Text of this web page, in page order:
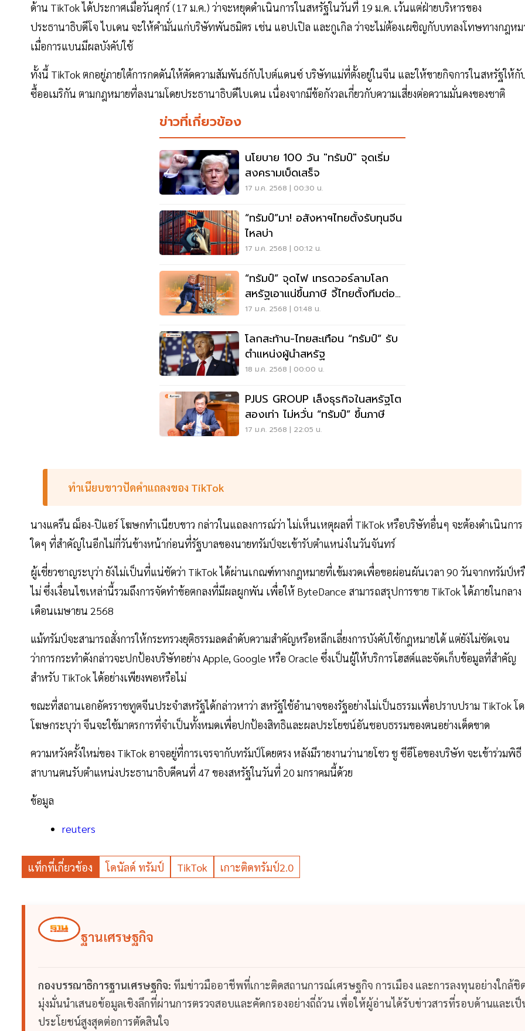
ด้าน TikTok ได้ประกาศเมื่อวันศุกร์ (17 ม.ค.) ว่าจะหยุดดำเนินการในสหรัฐในวันที่ 19 ม.ค. เว้นแต่ฝ่ายบริหารของ
ประธานาธิบดีโจ ไบเดน จะให้คำมั่นแก่บริษัทพันธมิตร เช่น แอปเปิล และกูเกิล ว่าจะไม่ต้องเผชิญกับบทลงโทษทางกฎหม
เมื่อการแบนมีผลบังคับใช้
ทั้งนี้ TikTok ตกอยู่ภายใต้การกดดันให้ตัดความสัมพันธ์กับไบต์แดนซ์ บริษัทแม่ที่ตั้งอยู่ในจีน และให้ขายกิจการในสหรัฐให้กั
ซื้ออเมริกัน ตามกฎหมายที่ลงนามโดยประธานาธิบดีไบเดน เนื่องจากมีข้อกังวลเกี่ยวกับความเสี่ยงต่อความมั่นคงของชาติ
ข่าวที่เกี่ยวข้อง
นโยบาย 100 วัน "ทรัมป์" จุดเริ่ม
สงครามเบ็ดเสร็จ
17 ม.ค. 2568 | 00:30 น.
“ทรัมป์”มา! อสังหาฯไทยตั้งรับทุนจีน
ไหลบ่า
17 ม.ค. 2568 | 00:12 น.
“ทรัมป์” จุดไฟ เทรดวอร์ลามโลก
สหรัฐเอาแน่ขึ้นภาษี จี้ไทยตั้งทีมต่อ
รอง
17 ม.ค. 2568 | 01:48 น.
โลกสะท้าน-ไทยสะเทือน “ทรัมป์” รับ
ตำแหน่งผู้นำสหรัฐ
18 ม.ค. 2568 | 00:00 น.
PJUS GROUP เล็งธุรกิจในสหรัฐโต
สองเท่า ไม่หวั่น “ทรัมป์” ขึ้นภาษี
17 ม.ค. 2568 | 22:05 น.
ทำเนียบขาวปัดคำแถลงของ TikTok
นางแครีน ฌ็อง-ปิแอร์ โฆษกทำเนียบขาว กล่าวในแถลงการณ์ว่า ไม่เห็นเหตุผลที่ TikTok หรือบริษัทอื่นๆ จะต้องดำเนินการ
ใดๆ ที่สำคัญในอีกไม่กี่วันข้างหน้าก่อนที่รัฐบาลของนายทรัมป์จะเข้ารับตำแหน่งในวันจันทร์
ผู้เชี่ยวชาญระบุว่า ยังไม่เป็นที่แน่ชัดว่า TikTok ได้ผ่านเกณฑ์ทางกฎหมายที่เข้มงวดเพื่อขอผ่อนผันเวลา 90 วันจากทรัมป์ห
ไม่ ซึ่งเงื่อนไขเหล่านี้รวมถึงการจัดทำข้อตกลงที่มีผลผูกพัน เพื่อให้ ByteDance สามารถสรุปการขาย TikTok ได้ภายในกลาง
เดือนเมษายน 2568
แม้ทรัมป์จะสามารถสั่งการให้กระทรวงยุติธรรมลดลำดับความสำคัญหรือหลีกเลี่ยงการบังคับใช้กฎหมายได้ แต่ยังไม่ชัดเจน
ว่าการกระทำดังกล่าวจะปกป้องบริษัทอย่าง Apple, Google หรือ Oracle ซึ่งเป็นผู้ให้บริการโฮสต์และจัดเก็บข้อมูลที่สำคัญ
สำหรับ TikTok ได้อย่างเพียงพอหรือไม่
ขณะที่สถานเอกอัครราชทูตจีนประจำสหรัฐได้กล่าวหาว่า สหรัฐใช้อำนาจของรัฐอย่างไม่เป็นธรรมเพื่อปราบปราม TikTok โ
โฆษกระบุว่า จีนจะใช้มาตรการที่จำเป็นทั้งหมดเพื่อปกป้องสิทธิและผลประโยชน์อันชอบธรรมของตนอย่างเด็ดขาด
ความหวังครั้งใหม่ของ TikTok อาจอยู่ที่การเจรจากับทรัมป์โดยตรง หลังมีรายงานว่านายโชว ชู ซีอีโอของบริษัท จะเข้าร่วมพิธี
สาบานตนรับตำแหน่งประธานาธิบดีคนที่ 47 ของสหรัฐในวันที่ 20 มกราคมนี้ด้วย
ข้อมูล
reuters
แท็กที่เกี่ยวข้อง โดนัลด์ ทรัมป์ TikTok เกาะติดทรัมป์2.0
ฐานเศรษฐกิจ
กองบรรณาธิการฐานเศรษฐกิจ: ทีมข่าวมืออาชีพที่เกาะติดสถานการณ์เศรษฐกิจ การเมือง และการลงทุนอย่างใกล้ชิ
มุ่งมั่นนำเสนอข้อมูลเชิงลึกที่ผ่านการตรวจสอบและคัดกรองอย่างถี่ถ้วน เพื่อให้ผู้อ่านได้รับข่าวสารที่รอบด้านและเป็
ประโยชน์สูงสุดต่อการตัดสินใจ